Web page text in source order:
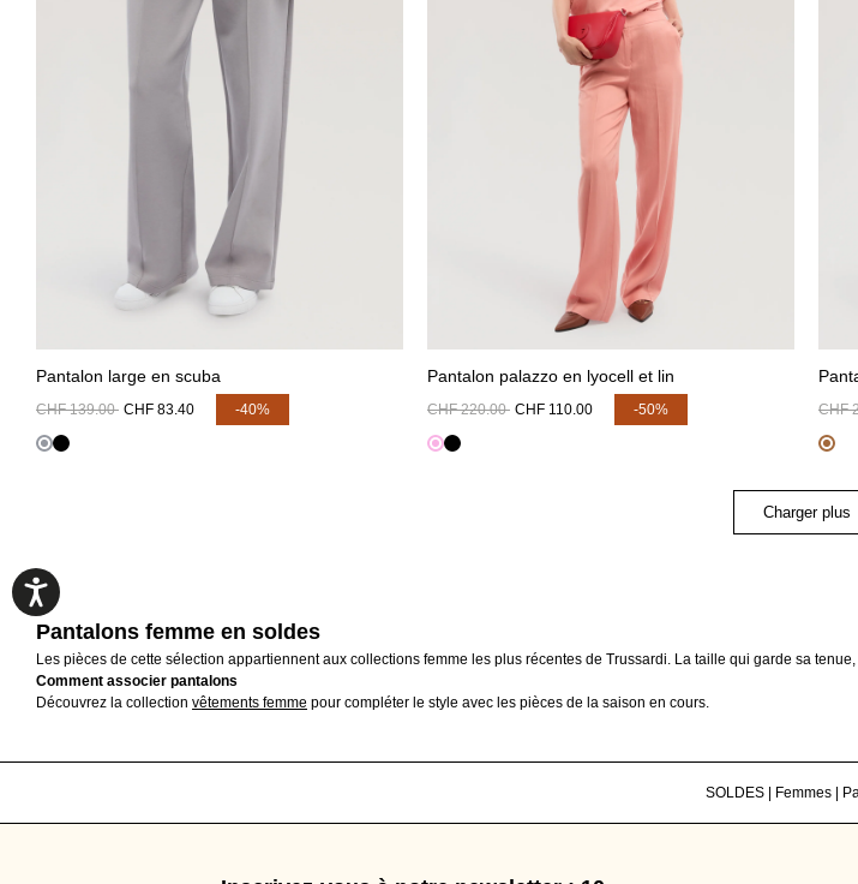
Pantalon large en scuba
CHF 139.00 CHF 83.40 -40%
Pantalon palazzo en lyocell et lin
CHF 220.00 CHF 110.00 -50% CHF
Charger plus
Collection:
Pantalons femme en soldes
Les pièces de cette sélection appartiennent aux collections femme les plus récentes de Trussardi. La taille qui garde sa
Comment associer pantalons
Découvrez la collection vêtements femme pour compléter le style avec les pièces de la saison en cours.
SOLDES Femmes